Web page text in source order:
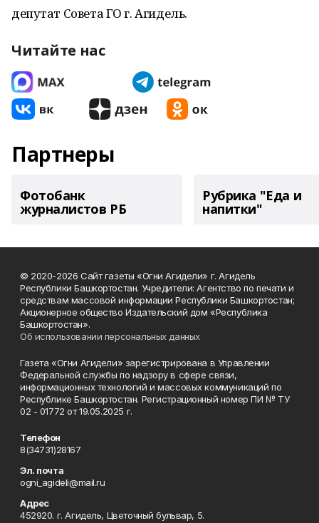
депутат Совета ГО г. Агидель.
Читайте нас
Партнеры
Фотобанк
журналистов РБ
Рубрика "Еда и
напитки"
© 2020-2026 Сайт газеты «Огни Агидели» г. Агидель
Республики Башкортостан. Учредители: Агентство по печати и
средствам массовой информации Республики Башкортостан;
Акционерное общество Издательский дом «Республика
Башкортостан».
Об использовании персональных данных
Газета «Огни Агидели» зарегистрирована в Управлении
Федеральной службы по надзору в сфере связи,
информационных технологий и массовых коммуникаций по
Республике Башкортостан. Регистрационный номер ПИ № ТУ
02 - 01772 от 19.05.2025 г.
Телефон
8(34731)28167
Эл. почта
ogni_agideli@mail.ru
Адрес
452920. г. Агидель, Цветочный бульвар, 5.